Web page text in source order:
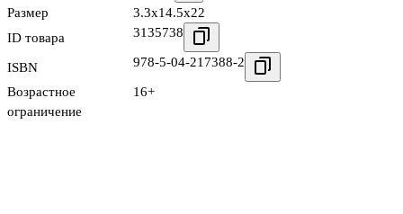
Размер
3.3x14.5x22
ID товара
3135738
ISBN 978-5-04-217388-2
Возрастное
ограничение
16+